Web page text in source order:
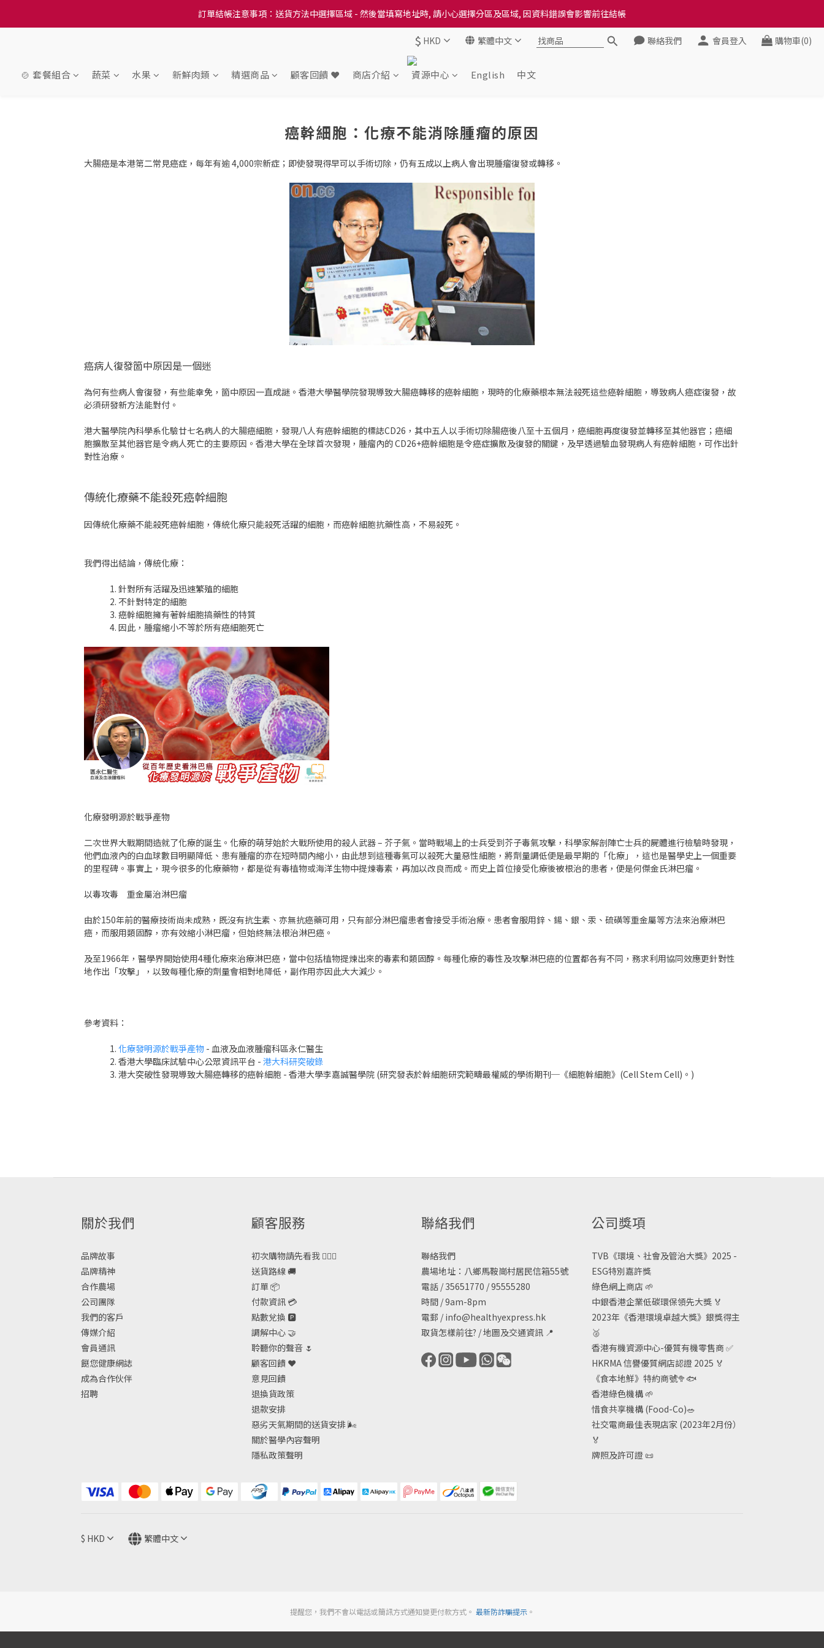
訂單結帳注意事項：送貨方法中選擇區域 - 然後當填寫地址時, 請小心選擇分區及區域, 因資料錯誤會影響前往結帳
訂單結帳注意事項：送貨方法中選擇區域 - 然後當填寫地址時, 請小心選擇分區及區域, 因資料錯誤會影響前往結帳
隆重推出本地培育田香雞、金棠雞、粵皇鷄及平原雞等，想食靚雞就要嚟《餸您健康》
訂單結帳注意事項：送貨方法中選擇區域 - 然後當填寫地址時, 請小心選擇分區及區域, 因資料錯誤會影響前往結帳
$ HKD 繁體中文 聯絡我們 會員登入 購物車(0)
🍲 套餐組合 蔬菜 水果 新鮮肉類 精選商品 顧客回饋 ❤️ 商店介紹 資源中心 English 中文
癌幹細胞：化療不能消除腫瘤的原因
大腸癌是本港第二常見癌症，每年有逾 4,000宗新症；即使發現得早可以手術切除，仍有五成以上病人會出現腫瘤復發或轉移。
癌病人復發箇中原因是一個迷
為何有些病人會復發，有些能幸免，箇中原因一直成謎。香港大學醫學院發現導致大腸癌轉移的癌幹細胞，現時的化療藥根本無法殺死這些癌幹細胞，導致病人癌症復發，故
必須研發新方法能對付。
港大醫學院內科學系化驗廿七名病人的大腸癌細胞，發現八人有癌幹細胞的標誌CD26，其中五人以手術切除腸癌後八至十五個月，癌細胞再度復發並轉移至其他器官；癌細
胞擴散至其他器官是令病人死亡的主要原因。香港大學在全球首次發現，腫瘤內的 CD26+癌幹細胞是令癌症擴散及復發的關鍵，及早透過驗血發現病人有癌幹細胞，可作出針
對性治療。
傳統化療藥不能殺死癌幹細胞
因傳統化療藥不能殺死癌幹細胞，傳統化療只能殺死活躍的細胞，而癌幹細胞抗藥性高，不易殺死。
我們得出結論，傳統化療：
針對所有活躍及迅速繁殖的細胞
不針對特定的細胞
癌幹細胞擁有著幹細胞搞藥性的特質
因此，腫瘤縮小不等於所有癌細胞死亡
化療發明源於戰爭產物
二次世界大戰期間造就了化療的誕生。化療的萌芽始於大戰所使用的殺人武器 – 芥子氣。當時戰場上的士兵受到芥子毒氣攻擊，科學家解剖陣亡士兵的屍體進行檢驗時發現，
他們血液內的白血球數目明顯降低、患有腫瘤的亦在短時間內縮小，由此想到這種毒氣可以殺死大量惡性細胞，將劑量調低便是最早期的「化療」，這也是醫學史上一個重要
的里程碑。事實上，現今很多的化療藥物，都是從有毒植物或海洋生物中提煉毒素，再加以改良而成。而史上首位接受化療後被根治的患者，便是何傑金氏淋巴瘤。
以毒攻毒 重金屬治淋巴瘤
由於150年前的醫療技術尚未成熟，既沒有抗生素、亦無抗癌藥可用，只有部分淋巴瘤患者會接受手術治療。患者會服用鋅、鍚、銀、汞、硫磺等重金屬等方法來治療淋巴
癌，而服用類固醇，亦有效縮小淋巴瘤，但始終無法根治淋巴癌。
及至1966年，醫學界開始使用4種化療來治療淋巴癌，當中包括植物提煉出來的毒素和類固醇。每種化療的毒性及攻擊淋巴癌的位置都各有不同，務求利用協同效應更針對性
地作出「攻擊」，以致每種化療的劑量會相對地降低，副作用亦因此大大減少。
參考資料：
化療發明源於戰爭產物 - 血液及血液腫瘤科區永仁醫生
香港大學臨床試驗中心公眾資訊平台 - 港大科研突破錄
港大突破性發現導致大腸癌轉移的癌幹細胞 - 香港大學李嘉誠醫學院 (研究發表於幹細胞研究範疇最權威的學術期刊─《細胞幹細胞》(Cell Stem Cell)。)
關於我們
品牌故事
品牌精神
合作農場
公司團隊
我們的客戶
傳媒介紹
會員通訊
餸您健康網誌
成為合作伙伴
招聘
顧客服務
初次購物請先看我 🙋🏻‍♀️
送貨路線 🚚
訂單 📦
付款資訊 💳
點數兌換 🅿️
調解中心 🤝
聆聽你的聲音 🌷
顧客回饋 ❤️
意見回饋
退換貨政策
退款安排
惡劣天氣期間的送貨安排🌬
關於醫學內容聲明
隱私政策聲明
聯絡我們
聯絡我們
農場地址：八鄉馬鞍崗村居民信箱55號
電話 / 35651770 / 95555280
時間 / 9am-8pm
電郵 / info@healthyexpress.hk
取貨怎樣前往? /地圖及交通資訊 📍
公司獎項
TVB《環境、社會及管治大獎》2025 -
ESG特別嘉許獎
綠色網上商店🌱
中銀香港企業低碳環保領先大獎🏅
2023年《香港環境卓越大獎》銀獎得主
🥈
香港有機資源中心-優質有機零售商✅
HKRMA 信譽優質網店認證 2025 🏅
《食本地鮮》特約商號🥦🐟
香港綠色機構🌱
惜食共享機構 (Food-Co)🥗
社交電商最佳表現店家 (2023年2月份）
🏅
牌照及許可證📜
$ HKD 繁體中文
提醒您，我們不會以電話或簡訊方式通知變更付款方式。 最新防詐騙提示。